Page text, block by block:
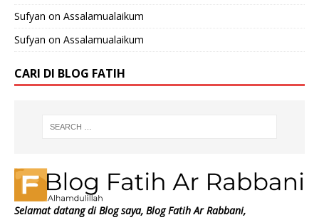
Sufyan on Assalamualaikum
Sufyan on Assalamualaikum
CARI DI BLOG FATIH
Selamat datang di Blog saya, Blog Fatih Ar Rabbani,